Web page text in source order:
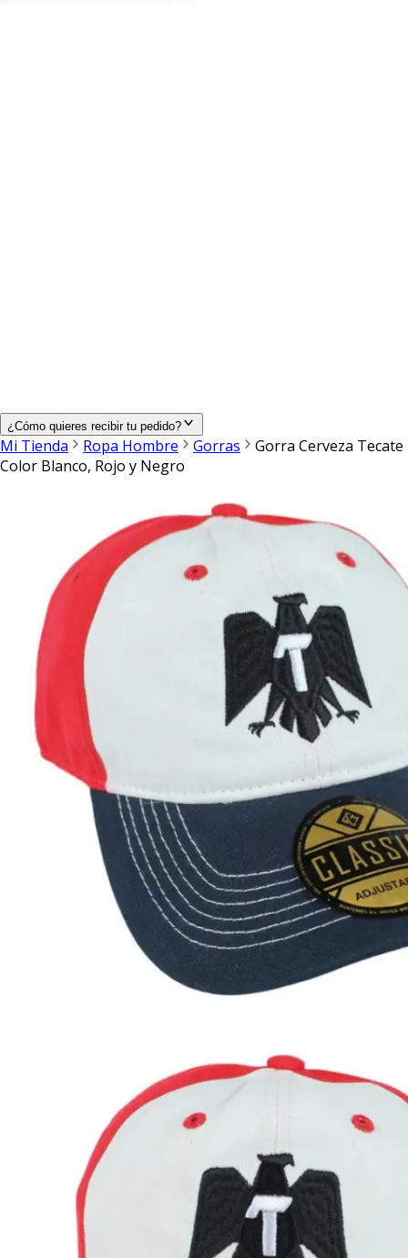
¿Cómo quieres recibir tu pedido?
Mi Tienda Ropa Hombre Gorras
Gorra Cerveza Tecate
Color Blanco, Rojo y Negro